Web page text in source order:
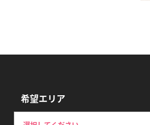
希望エリア